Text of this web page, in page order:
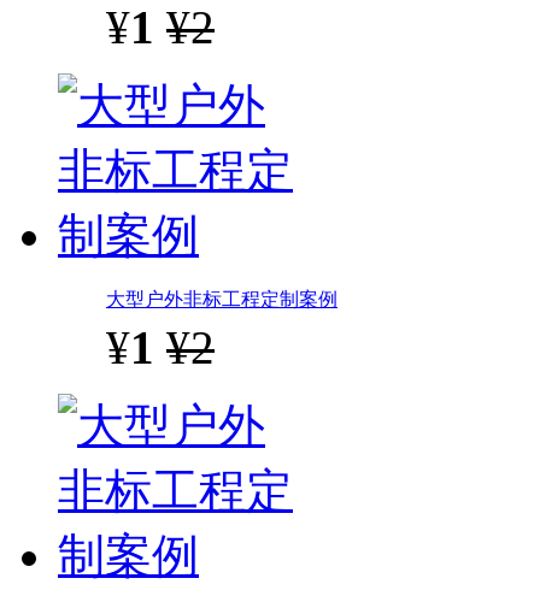
¥1 ¥2
大型户外非标工程定制案例
¥1 ¥2